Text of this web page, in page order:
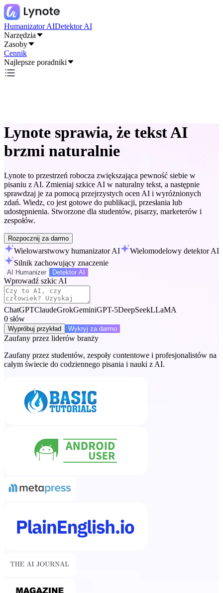
Humanizator AIDetektor AI
Narzędzia
Zasoby
Cennik
Najlepsze poradniki
Lynote sprawia, że tekst AI
brzmi naturalnie
Lynote to przestrzeń robocza zwiększająca pewność siebie w
pisaniu z AI. Zmieniaj szkice AI w naturalny tekst, a następnie
sprawdzaj je za pomocą przejrzystych ocen AI i wyróżnionych
zdań. Wiedz, co jest gotowe do publikacji, przesłania lub
udostępnienia. Stworzone dla studentów, pisarzy, marketerów i
zespołów.
Rozpocznij za darmo
Wielowarstwowy humanizator AI
Wielomodelowy detektor AI
Silnik zachowujący znaczenie
AI Humanizer Detektor AI
Wprowadź szkic AI
ChatGPTClaudeGrokGeminiGPT-5DeepSeekLLaMA
0 słów
Wypróbuj przykład Wykryj za darmo
Zaufany przez liderów branży
Zaufany przez studentów, zespoły contentowe i profesjonalistów na
całym świecie do codziennego pisania i nauki z AI.